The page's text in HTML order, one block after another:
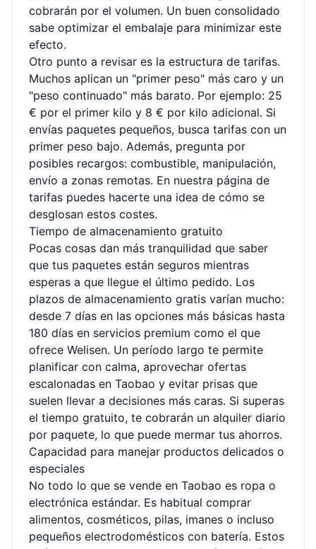
cobrarán por el volumen. Un buen consolidado
sabe optimizar el embalaje para minimizar este
efecto.
Otro punto a revisar es la estructura de tarifas.
Muchos aplican un "primer peso" más caro y un
"peso continuado" más barato. Por ejemplo: 25
€ por el primer kilo y 8 € por kilo adicional. Si
envías paquetes pequeños, busca tarifas con un
primer peso bajo. Además, pregunta por
posibles recargos: combustible, manipulación,
envío a zonas remotas. En nuestra página de
tarifas puedes hacerte una idea de cómo se
desglosan estos costes.
Tiempo de almacenamiento gratuito
Pocas cosas dan más tranquilidad que saber
que tus paquetes están seguros mientras
esperas a que llegue el último pedido. Los
plazos de almacenamiento gratis varían mucho:
desde 7 días en las opciones más básicas hasta
180 días en servicios premium como el que
ofrece Welisen. Un período largo te permite
planificar con calma, aprovechar ofertas
escalonadas en Taobao y evitar prisas que
suelen llevar a decisiones más caras. Si superas
el tiempo gratuito, te cobrarán un alquiler diario
por paquete, lo que puede mermar tus ahorros.
Capacidad para manejar productos delicados o
especiales
No todo lo que se vende en Taobao es ropa o
electrónica estándar. Es habitual comprar
alimentos, cosméticos, pilas, imanes o incluso
pequeños electrodomésticos con batería. Estos